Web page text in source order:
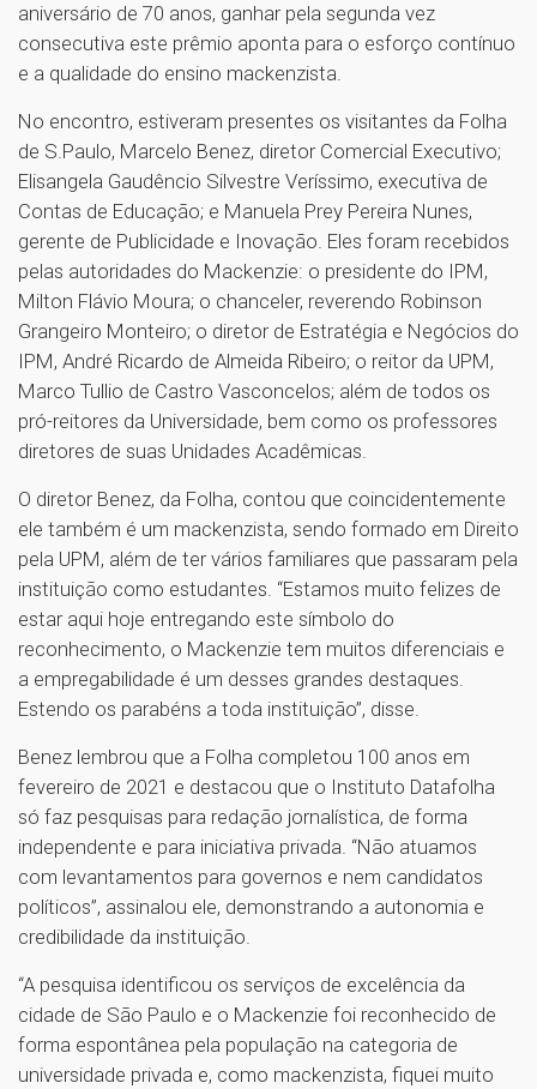
aniversário de 70 anos, ganhar pela segunda vez
consecutiva este prêmio aponta para o esforço contínuo
e a qualidade do ensino mackenzista.
No encontro, estiveram presentes os visitantes da Folha
de S.Paulo, Marcelo Benez, diretor Comercial Executivo;
Elisangela Gaudêncio Silvestre Veríssimo, executiva de
Contas de Educação; e Manuela Prey Pereira Nunes,
gerente de Publicidade e Inovação. Eles foram recebidos
pelas autoridades do Mackenzie: o presidente do IPM,
Milton Flávio Moura; o chanceler, reverendo Robinson
Grangeiro Monteiro; o diretor de Estratégia e Negócios do
IPM, André Ricardo de Almeida Ribeiro; o reitor da UPM,
Marco Tullio de Castro Vasconcelos; além de todos os
pró-reitores da Universidade, bem como os professores
diretores de suas Unidades Acadêmicas.
O diretor Benez, da Folha, contou que coincidentemente
ele também é um mackenzista, sendo formado em Direito
pela UPM, além de ter vários familiares que passaram pela
instituição como estudantes. “Estamos muito felizes de
estar aqui hoje entregando este símbolo do
reconhecimento, o Mackenzie tem muitos diferenciais e
a empregabilidade é um desses grandes destaques.
Estendo os parabéns a toda instituição”, disse.
Benez lembrou que a Folha completou 100 anos em
fevereiro de 2021 e destacou que o Instituto Datafolha
só faz pesquisas para redação jornalística, de forma
independente e para iniciativa privada. “Não atuamos
com levantamentos para governos e nem candidatos
políticos”, assinalou ele, demonstrando a autonomia e
credibilidade da instituição.
“A pesquisa identificou os serviços de excelência da
cidade de São Paulo e o Mackenzie foi reconhecido de
forma espontânea pela população na categoria de
universidade privada e, como mackenzista, fiquei muito